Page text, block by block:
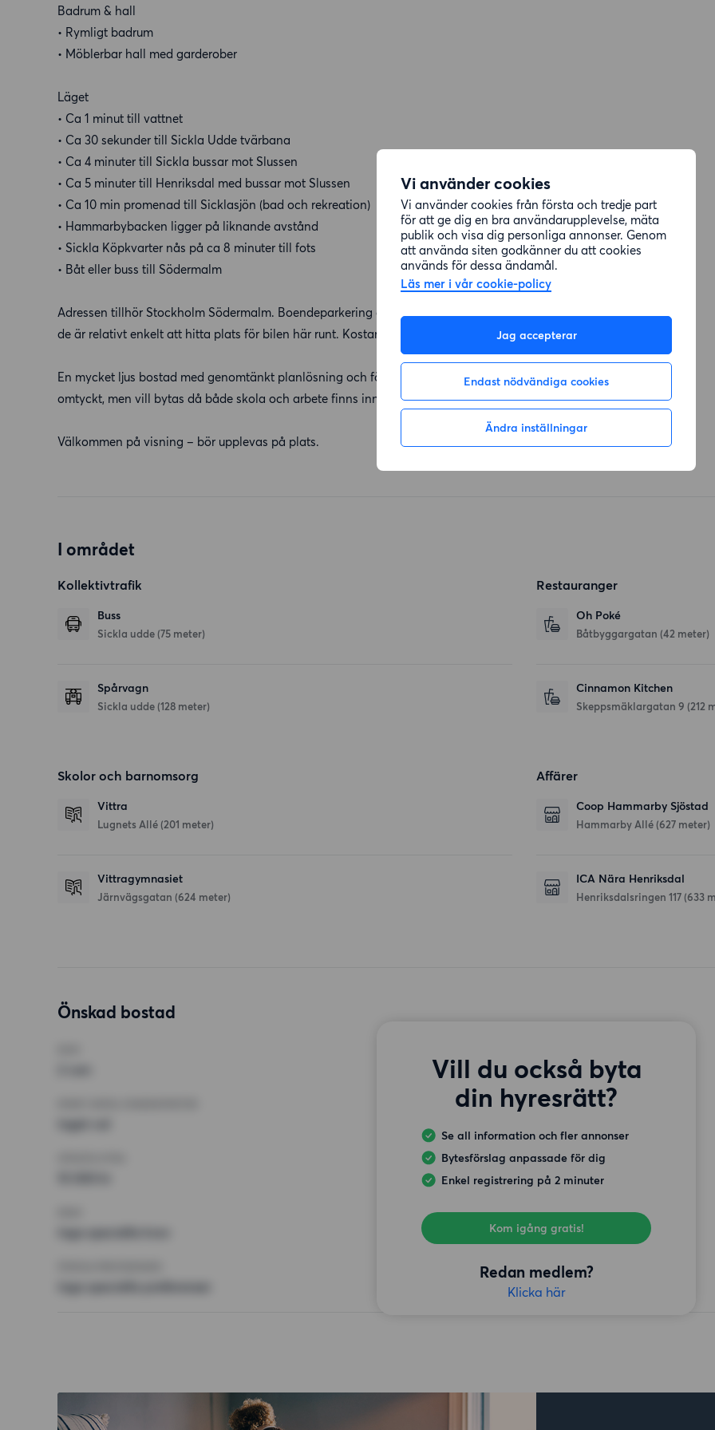
Vi använder cookies
Vi använder cookies från första och tredje part
för att ge dig en bra användarupplevelse, mäta
publik och visa dig personliga annonser. Genom
att använda siten godkänner du att cookies
används för dessa ändamål.
Läs mer i vår cookie-policy
Jag accepterar
Endast nödvändiga cookies
Ändra inställningar
Badrum & hall
• Rymligt badrum
• Möblerbar hall med garderober
Läget
• Ca 1 minut till vattnet
• Ca 30 sekunder till Sickla Udde tvärbana
• Ca 4 minuter till Sickla bussar mot Slussen
• Ca 5 minuter till Henriksdal med bussar mot Slussen
• Ca 10 min promenad till Sicklasjön (bad och rekreation)
• Hammarbybacken ligger på liknande avstånd
• Sickla Köpkvarter nås på ca 8 minuter till fots
• Båt eller buss till Södermalm
Adressen tillhör Stockholm Södermalm. Boendeparkering gäller för hela Södermalm och Hammarby sjöstad och
de är relativt enkelt att hitta plats för bilen här runt. Kostar 1600kr per månad!
En mycket ljus bostad med genomtänkt planlösning och fönster i två väderstreck. Ett hem som varit mycket
omtyckt, men vill bytas då både skola och arbete finns inne i stan samt önskan om ett nytt boende.
Välkommen på visning – bör upplevas på plats.
I området
Kollektivtrafik
Buss
Sickla udde (75 meter)
Spårvagn
Sickla udde (128 meter)
Restauranger
Oh Poké
Båtbyggargatan (42 meter)
Cinnamon Kitchen
Skeppsmäklargatan 9 (212
Skolor och barnomsorg
Vittra
Lugnets Allé (201 meter)
Vittragymnasiet
Järnvägsgatan (624 meter)
Affärer
Coop Hammarby Sjöstad
Hammarby Allé (627 meter)
ICA Nära Henriksdal
Henriksdalsringen 117 (633
Önskad bostad
Vill du också byta
din hyresrätt?
Se all information och fler annonser
Bytesförslag anpassade för dig
Enkel registrering på 2 minuter
Kom igång gratis!
Redan medlem?
Klicka här